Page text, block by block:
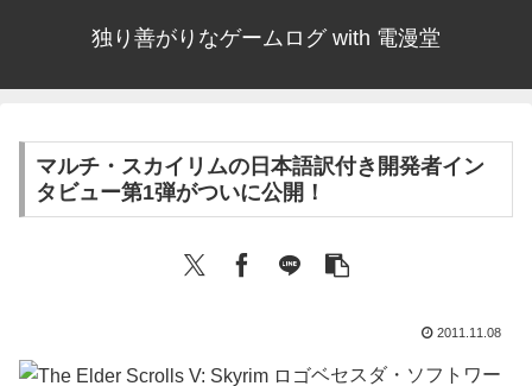
独り善がりなゲームログ with 電漫堂
マルチ・スカイリムの日本語訳付き開発者イン
タビュー第1弾がついに公開！
2011.11.08
ベセスダ・ソフトワー